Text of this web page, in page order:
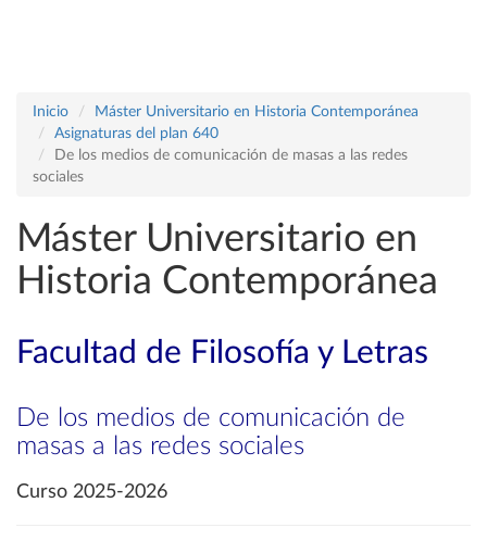
Inicio
Máster Universitario en Historia Contemporánea
Asignaturas del plan 640
De los medios de comunicación de masas a las redes
sociales
Máster Universitario en
Historia Contemporánea
Facultad de Filosofía y Letras
De los medios de comunicación de
masas a las redes sociales
Curso 2025-2026